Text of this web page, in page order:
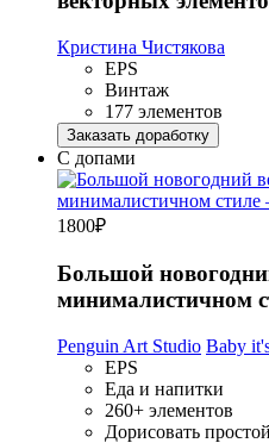
Кристина Чистякова
EPS
Винтаж
177 элементов
Заказать доработку
С допами
1800₽
Большой
минималистичном
Penguin Art Studio Baby
EPS
Еда и напитки
260+ элементов
Дорисовать